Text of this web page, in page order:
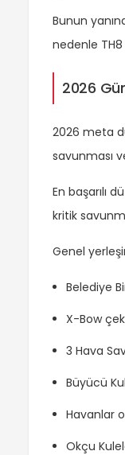
Bunun
nedenle
2026
2026 meta
savunması
En başarılı
kritik
Genel
Belediye
X-Bow
3 Hava
Büyücü
Havanlar
Okçu